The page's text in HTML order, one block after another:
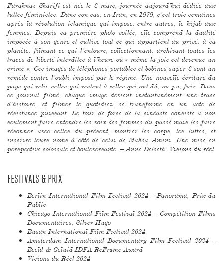
Farahnaz Sharifi est née le 8 mars, journée aujourd’hui dédiée aux
luttes féministes. Dans son cas, en Iran, en 1979, c’est trois semaines
après la révolution islamique qui impose, entre autres, le hijab aux
femmes. Depuis sa première photo voilée, elle comprend la dualité
imposée à son genre et cultive tout ce qui appartient au privé, à sa
planète, filmant ce qui l’entoure, collectionnant, archivant toutes les
traces de liberté interdites à l’heure où « même la joie est devenue un
crime ». Ces images de téléphones portables et bobines super 8 sont un
remède contre l’oubli imposé par le régime. Une nouvelle écriture du
pays qui relie celles qui restent à celles qui ont dû, ou pu, fuir. Dans
ce journal filmé, chaque image devient instantanément une trace
d’histoire, et filmer le quotidien se transforme en un acte de
résistance puissant. Le tour de force de la cinéaste consiste à non
seulement faire entendre les voix des femmes du passé mais les faire
résonner avec celles du présent, montrer les corps, les luttes, et
inscrire leurs noms à côté de celui de Mahsa Amini. Une mise en
perspective colossale et bouleversante. – Anne Delseth, Visions du réel
FESTIVALS & PRIX
Berlin International Film Festival 2024 – Panorama, Prix du
Public
Chicago International Film Festival 2024 – Compétition Films
Documentaires, Silver Hugo
Busan International Film Festival 2024
Amsterdam International Documentary Film Festival 2024 –
Beeld & Geluid IDFA ReFrame Award
Visions du Réel 2024